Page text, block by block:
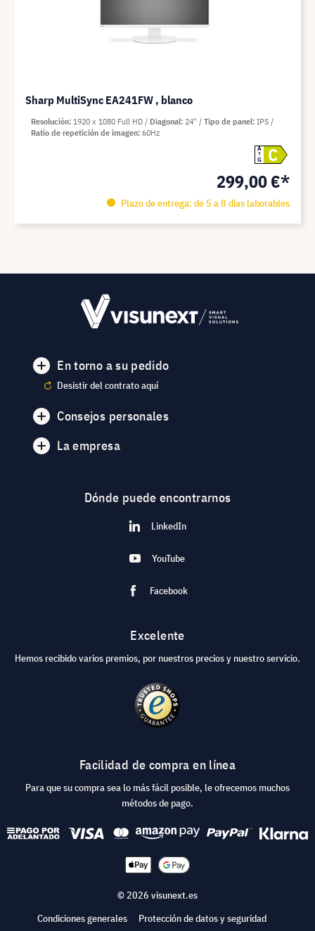
Sharp MultiSync EA241FW , blanco
A
G
C
299,00 €*
Plazo de entrega: de 5 a 8 días laborables
Resolución 1920 x 1080 Full HD Diagonal 24" Tipo de panel IPS
Ratio de repetición de imagen 60Hz
En torno a su pedido
Desistir del contrato aquí
Consejos personales
La empresa
Dónde puede encontrarnos
LinkedIn
YouTube
Facebook
Excelente
Hemos recibido varios premios, por nuestros precios y nuestro servicio.
Facilidad de compra en línea
Para que su compra sea lo más fácil posible, le ofrecemos muchos
métodos de pago.
© 2026 visunext.es
Condiciones generales
Protección de datos y seguridad